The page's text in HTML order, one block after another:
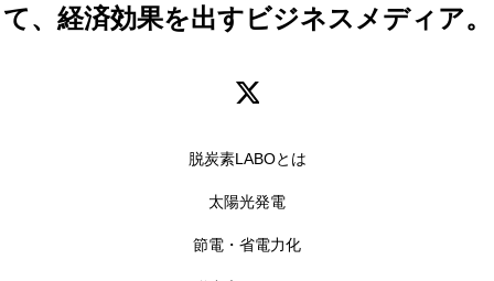
て、経済効果を出すビジネスメディア。
脱炭素LABOとは
太陽光発電
節電・省電力化